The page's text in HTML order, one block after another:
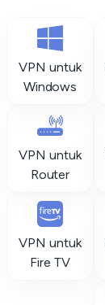
VPN untuk
Windows
VPN untuk
Router
VPN untuk
Fire TV